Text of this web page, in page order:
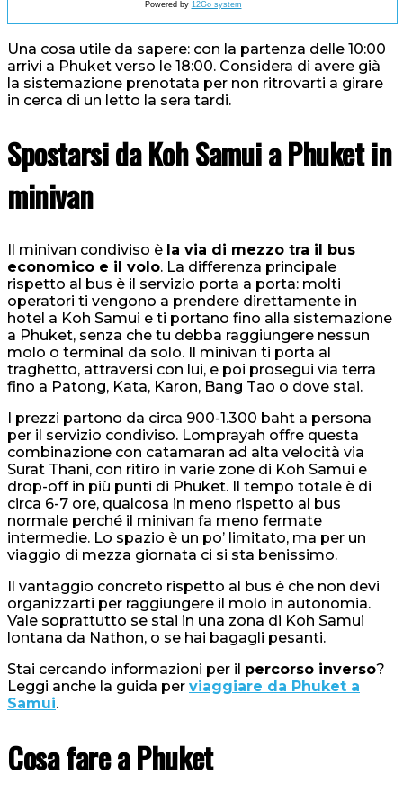
Powered by 12Go system
Una cosa utile da sapere: con la partenza delle 10:00
arrivi a Phuket verso le 18:00. Considera di avere già
la sistemazione prenotata per non ritrovarti a girare
in cerca di un letto la sera tardi.
Spostarsi da Koh Samui a Phuket in
minivan
Il minivan condiviso è la via di mezzo tra il bus
economico e il volo. La differenza principale
rispetto al bus è il servizio porta a porta: molti
operatori ti vengono a prendere direttamente in
hotel a Koh Samui e ti portano fino alla sistemazione
a Phuket, senza che tu debba raggiungere nessun
molo o terminal da solo. Il minivan ti porta al
traghetto, attraversi con lui, e poi prosegui via terra
fino a Patong, Kata, Karon, Bang Tao o dove stai.
I prezzi partono da circa 900-1.300 baht a persona
per il servizio condiviso. Lomprayah offre questa
combinazione con catamaran ad alta velocità via
Surat Thani, con ritiro in varie zone di Koh Samui e
drop-off in più punti di Phuket. Il tempo totale è di
circa 6-7 ore, qualcosa in meno rispetto al bus
normale perché il minivan fa meno fermate
intermedie. Lo spazio è un po’ limitato, ma per un
viaggio di mezza giornata ci si sta benissimo.
Il vantaggio concreto rispetto al bus è che non devi
organizzarti per raggiungere il molo in autonomia.
Vale soprattutto se stai in una zona di Koh Samui
lontana da Nathon, o se hai bagagli pesanti.
Stai cercando informazioni per il percorso inverso?
Leggi anche la guida per viaggiare da Phuket a
Samui.
Cosa fare a Phuket